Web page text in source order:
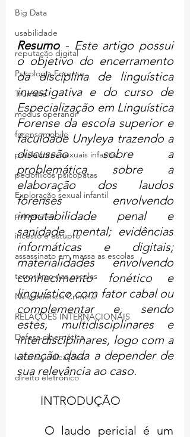
Big Data
usabilidade
reputação digital
Psicologia Forense
Trumans
modus operandi
forensemobile
predadores sexuais infantis
pedofilicos psicopatas
Exploração sexual infantil
psicopatas
incesto e estupro
assassinato em massa as escolas
terrorismo nas escolas
Neurociência Criminal
RELAÇÕES INTERNACIONAIS
Defesa cibernética
leituras-indicações
direito eletrônico
Resumo - Este artigo possui
o objetivo do encerramento
da disciplina de linguística
investigativa e do curso de
Especialização em Linguística
Forense da escola superior e
faculdade Unyleya trazendo a
discussão sobre a
problemática sobre a
elaboração dos laudos
forenses envolvendo
imputabilidade penal e
sanidade mental; evidências
informáticas e digitais;
materialidades envolvendo
conhecimento fonético e
linguístico com fator cabal ou
complementar e, sendo
estes, multidisciplinares e
interdisciplinares, logo com a
atenção dada a depender de
sua relevância ao caso.
	INTRODUÇÃO